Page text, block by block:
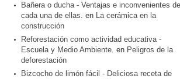
Bañera o ducha - Ventajas e inconvenientes de
cada una de ellas. en La cerámica en la
construcción
Reforestación como actividad educativa -
Escuela y Medio Ambiente. en Peligros de la
deforestación
Bizcocho de limón fácil - Deliciosa receta de